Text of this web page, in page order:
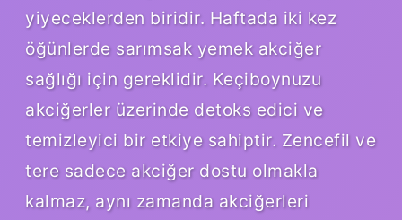
yiyeceklerden biridir. Haftada iki kez
öğünlerde sarımsak yemek akciğer
sağlığı için gereklidir. Keçiboynuzu
akciğerler üzerinde detoks edici ve
temizleyici bir etkiye sahiptir. Zencefil ve
tere sadece akciğer dostu olmakla
kalmaz, aynı zamanda akciğerleri